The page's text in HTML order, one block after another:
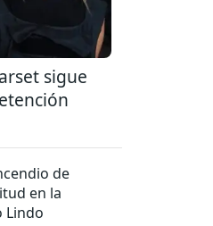
sigue
de
en la
Lindo